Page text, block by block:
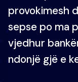
provokimesh
sepse po ma
vjedhur
ndonjë gjë e